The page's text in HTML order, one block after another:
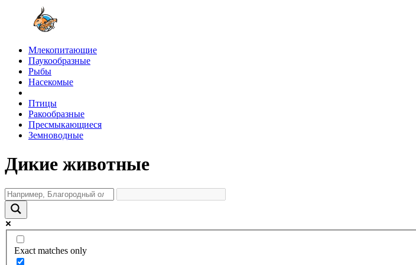
Млекопитающие
Паукообразные
Рыбы
Насекомые
Птицы
Ракообразные
Пресмыкающиеся
Земноводные
Дикие животные
Exact matches only